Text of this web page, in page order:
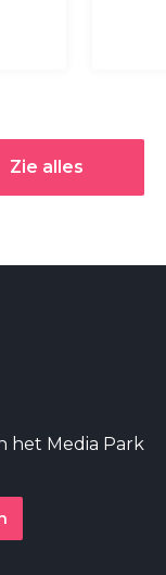
Zie alles
het Media Park